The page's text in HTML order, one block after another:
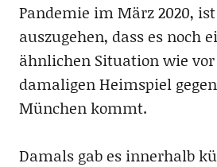
Pandemie im März 2020,
auszugehen, dass es noch
ähnlichen Situation wie
damaligen Heimspiel
München kommt.
Damals gab es innerhalb